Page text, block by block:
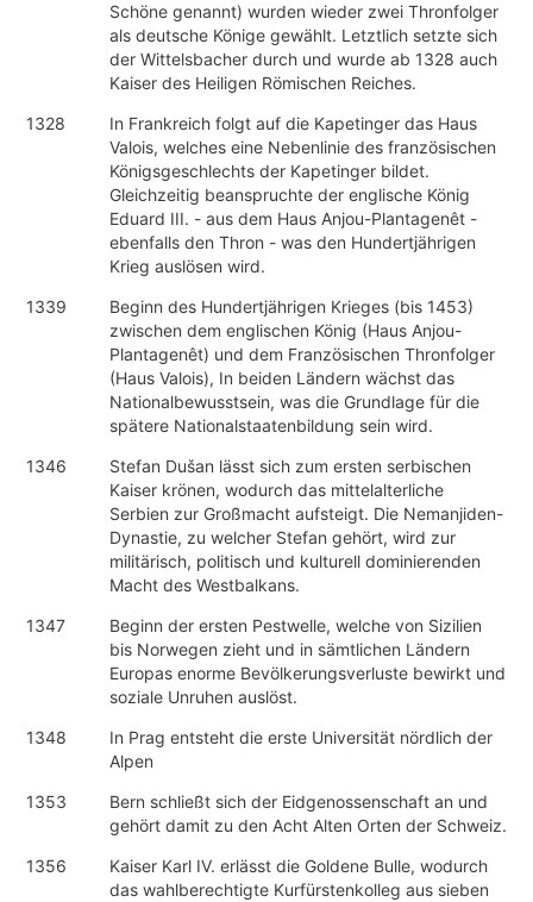
Schöne genannt) wurden wieder zwei Thronfolger
als deutsche Könige gewählt. Letztlich setzte sich
der Wittelsbacher durch und wurde ab 1328 auch
Kaiser des Heiligen Römischen Reiches.
1328
In Frankreich folgt auf die Kapetinger das Haus
Valois, welches eine Nebenlinie des französischen
Königsgeschlechts der Kapetinger bildet.
Gleichzeitig beanspruchte der englische König
Eduard III. - aus dem Haus Anjou-Plantagenêt -
ebenfalls den Thron - was den Hundertjährigen
Krieg auslösen wird.
1339
Beginn des Hundertjährigen Krieges (bis 1453)
zwischen dem englischen König (Haus Anjou-
Plantagenêt) und dem Französischen Thronfolger
(Haus Valois), In beiden Ländern wächst das
Nationalbewusstsein, was die Grundlage für die
spätere Nationalstaatenbildung sein wird.
1346
Stefan Dušan lässt sich zum ersten serbischen
Kaiser krönen, wodurch das mittelalterliche
Serbien zur Großmacht aufsteigt. Die Nemanjiden-
Dynastie, zu welcher Stefan gehört, wird zur
militärisch, politisch und kulturell dominierenden
Macht des Westbalkans.
1347
Beginn der ersten Pestwelle, welche von Sizilien
bis Norwegen zieht und in sämtlichen Ländern
Europas enorme Bevölkerungsverluste bewirkt und
soziale Unruhen auslöst.
1348
In Prag entsteht die erste Universität nördlich der
Alpen
1353
Bern schließt sich der Eidgenossenschaft an und
gehört damit zu den Acht Alten Orten der Schweiz.
1356
Kaiser Karl IV. erlässt die Goldene Bulle, wodurch
das wahlberechtigte Kurfürstenkolleg aus sieben